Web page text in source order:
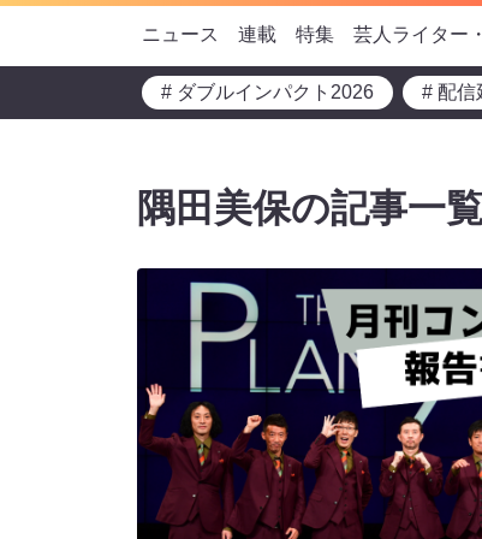
ニュース 連載 特集 芸人ライター
# ダブルインパクト2026 # 配信
隅田美保の記事一